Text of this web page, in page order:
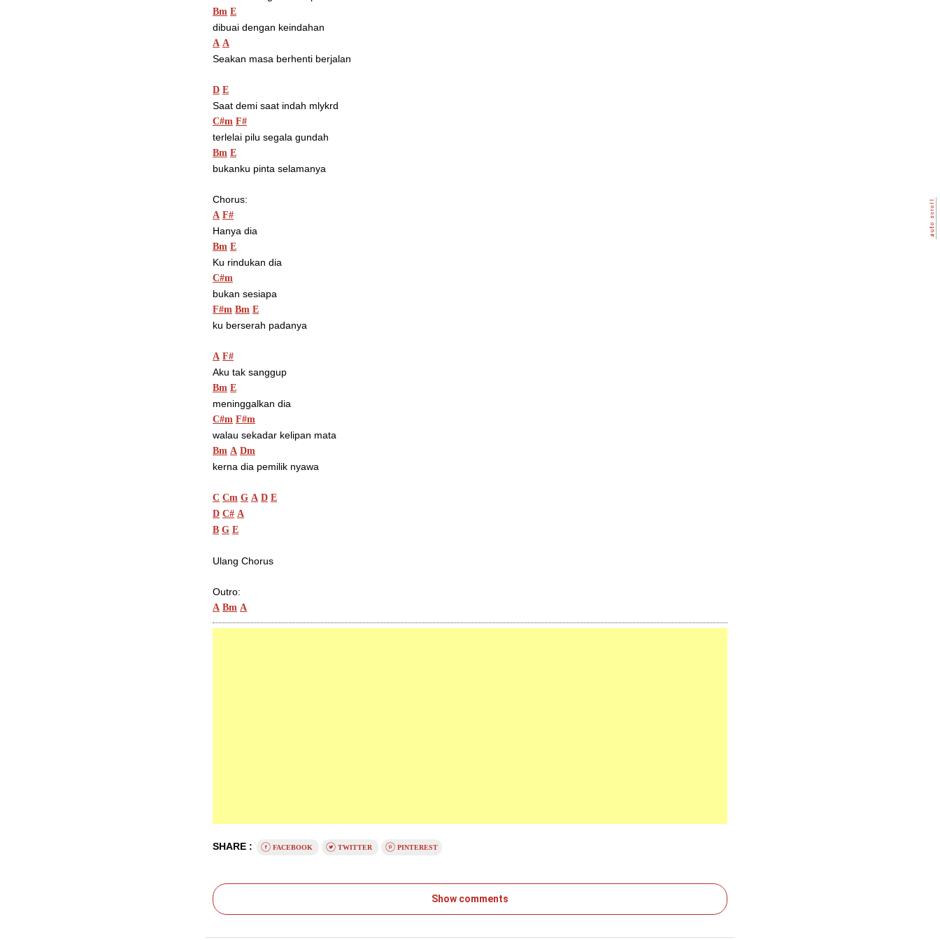
Bm E
dibuai dengan keindahan
A A
Seakan masa berhenti berjalan
D E
Saat demi saat indah mlykrd
C#m F#
terlelai pilu segala gundah
Bm E
bukanku pinta selamanya
Chorus:
A F#
Hanya dia
Bm E
Ku rindukan dia
C#m
bukan sesiapa
F#m Bm E
ku berserah padanya
A F#
Aku tak sanggup
Bm E
meninggalkan dia
C#m F#m
walau sekadar kelipan mata
Bm A Dm
kerna dia pemilik nyawa
C Cm G A D E
D C# A
B G E
Ulang Chorus
Outro:
A Bm A
SHARE : FACEBOOK TWITTER PINTEREST
Show comments